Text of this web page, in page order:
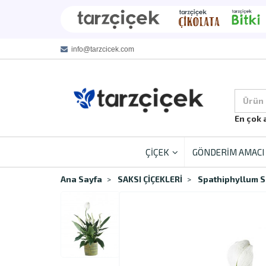
info@tarzcicek.com
Ürün
En çok
ÇİÇEK GÖNDERİM AMACI
Ana Sayfa SAKSI ÇİÇEKLERİ Spathiphyllum